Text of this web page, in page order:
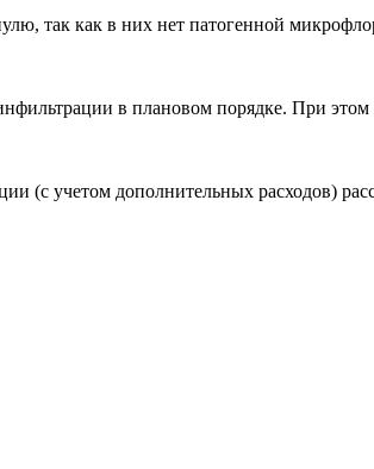
так как в них нет патогенной
в плановом порядке. При этом
(с учетом дополнительных расходов)